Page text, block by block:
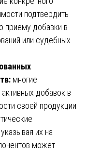
подтвердить
приему добавки в
или судебных
многие
добавок в
своей продукции
их на
может